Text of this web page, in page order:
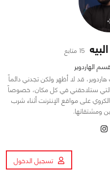
15 متابع
الهاردوير
قد لا أظهر ولكن تجدني دائماً
التي ستلاحقني في كل مكان، خصوصاً
على مواقع الإنترنت أثناء شرب
ومشتقاتها.
تسجيل الدخول